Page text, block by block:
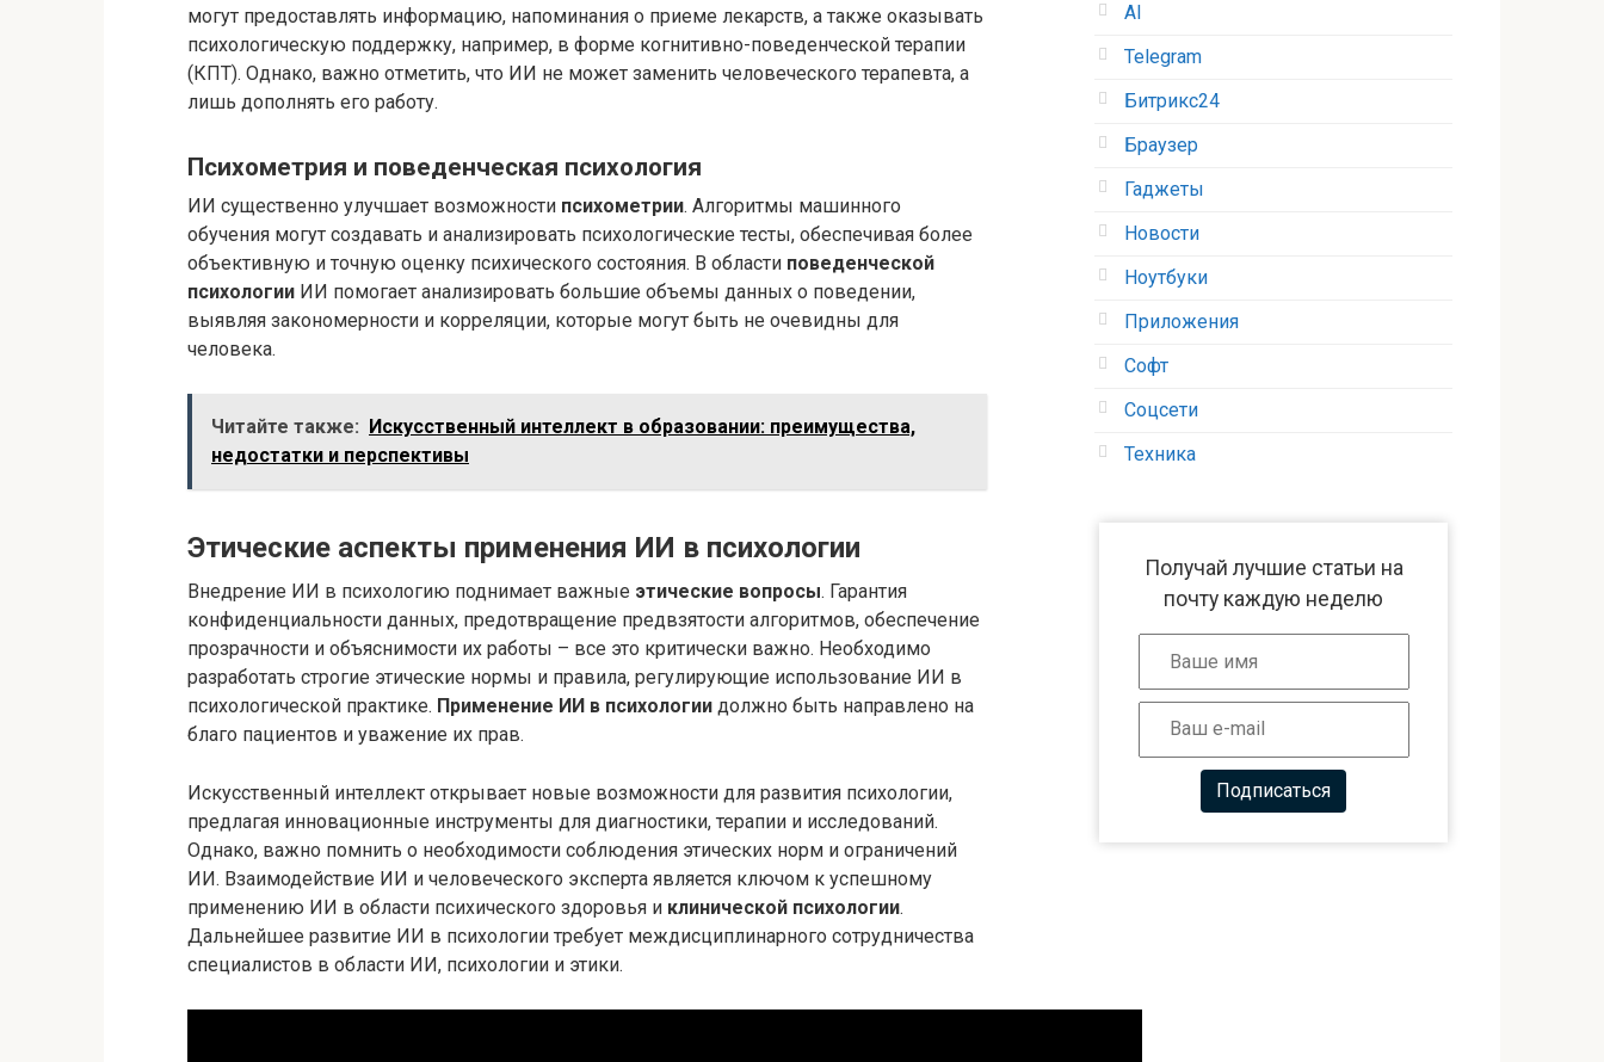
могут предоставлять информацию, напоминания о приеме лекарств, а также оказывать
психологическую поддержку, например, в форме когнитивно-поведенческой терапии
(КПТ). Однако, важно отметить, что ИИ не может заменить человеческого терапевта, а
лишь дополнять его работу.
Психометрия и поведенческая психология
ИИ существенно улучшает возможности психометрии. Алгоритмы машинного
обучения могут создавать и анализировать психологические тесты, обеспечивая более
объективную и точную оценку психического состояния. В области поведенческой
психологии ИИ помогает анализировать большие объемы данных о поведении,
выявляя закономерности и корреляции, которые могут быть не очевидны для
человека.
Читайте также: Искусственный интеллект в образовании: преимущества,
недостатки и перспективы
Этические аспекты применения ИИ в психологии
Внедрение ИИ в психологию поднимает важные этические вопросы. Гарантия
конфиденциальности данных, предотвращение предвзятости алгоритмов, обеспечение
прозрачности и объяснимости их работы – все это критически важно. Необходимо
разработать строгие этические нормы и правила, регулирующие использование ИИ в
психологической практике. Применение ИИ в психологии должно быть направлено на
благо пациентов и уважение их прав.
Искусственный интеллект открывает новые возможности для развития психологии,
предлагая инновационные инструменты для диагностики, терапии и исследований.
Однако, важно помнить о необходимости соблюдения этических норм и ограничений
ИИ. Взаимодействие ИИ и человеческого эксперта является ключом к успешному
применению ИИ в области психического здоровья и клинической психологии.
Дальнейшее развитие ИИ в психологии требует междисциплинарного сотрудничества
специалистов в области ИИ, психологии и этики.
AI
Telegram
Битрикс24
Браузер
Гаджеты
Новости
Ноутбуки
Приложения
Софт
Соцсети
Техника
Получай лучшие статьи на
почту каждую неделю
Подписаться